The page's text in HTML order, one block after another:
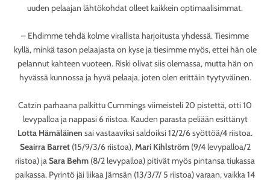
uuden pelaajan lähtökohdat olleet kaikkein optimaalisimmat.
– Ehdimme tehdä kolme virallista harjoitusta yhdessä. Tiesimme
kyllä, minkä tason pelaajasta on kyse ja tiesimme myös, ettei hän ole
pelannut kahteen vuoteen. Riski olivat siis olemassa, mutta hän on
hyvässä kunnossa ja hyvä pelaaja, joten olen erittäin tyytyväinen.
Catzin parhaana palkittu Cummings viimeisteli 20 pistettä, otti 10
levypalloa ja nappasi 6 riistoa. Kauden parasta peliään esittänyt
Lotta Hämäläinen sai vastaaviksi saldoiksi 12/2/6 syöttöä/4 riistoa.
Seairra Barret(15/9/3/6 riistoa),Mari Kihlström(9/4 levypalloa/2
riistoa) jaSara Behm (8/2 levypalloa) pitivät myös pintansa tiukassa
paikassa. Pyrintö jäi liikaa Jämsän (13/3/7/ 5 riistoa) varaan, vaikka 14